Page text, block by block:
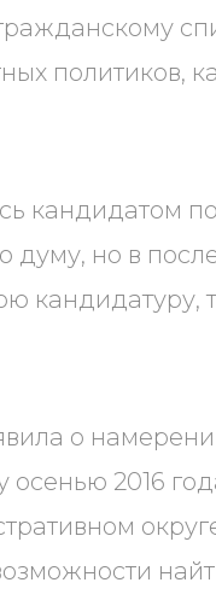
политиков,
кандидатом
думу, но в
кандидатуру,
о
2016